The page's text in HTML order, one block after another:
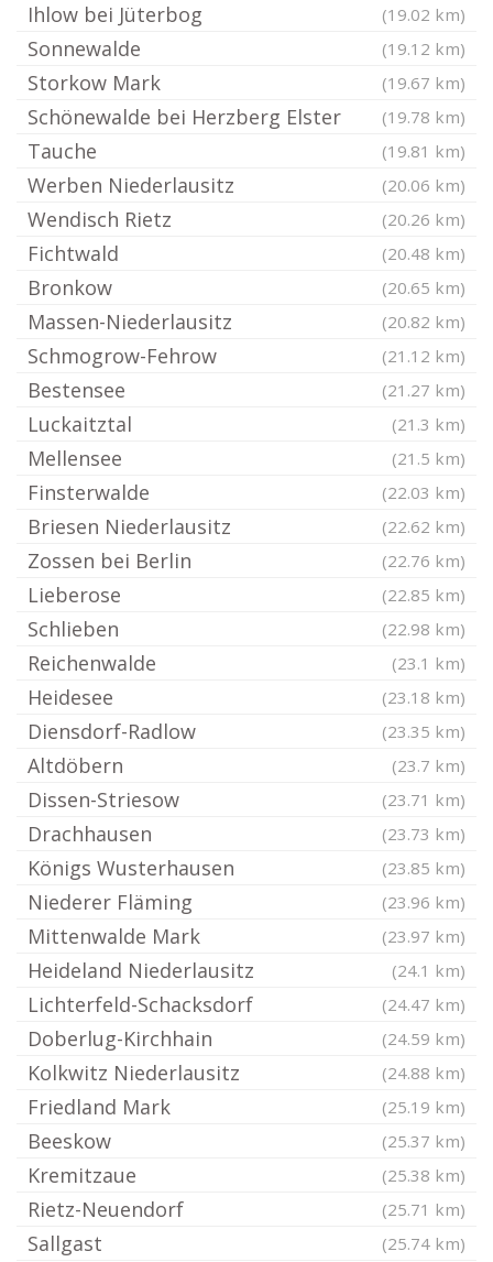
Ihlow bei Jüterbog (19.02 km)
Sonnewalde (19.12 km)
Storkow Mark (19.67 km)
Schönewalde bei Herzberg Elster (19.78 km)
Tauche (19.81 km)
Werben Niederlausitz (20.06 km)
Wendisch Rietz (20.26 km)
Fichtwald (20.48 km)
Bronkow (20.65 km)
Massen-Niederlausitz (20.82 km)
Schmogrow-Fehrow (21.12 km)
Bestensee (21.27 km)
Luckaitztal (21.3 km)
Mellensee (21.5 km)
Finsterwalde (22.03 km)
Briesen Niederlausitz (22.62 km)
Zossen bei Berlin (22.76 km)
Lieberose (22.85 km)
Schlieben (22.98 km)
Reichenwalde (23.1 km)
Heidesee (23.18 km)
Diensdorf-Radlow (23.35 km)
Altdöbern (23.7 km)
Dissen-Striesow (23.71 km)
Drachhausen (23.73 km)
Königs Wusterhausen (23.85 km)
Niederer Fläming (23.96 km)
Mittenwalde Mark (23.97 km)
Heideland Niederlausitz (24.1 km)
Lichterfeld-Schacksdorf (24.47 km)
Doberlug-Kirchhain (24.59 km)
Kolkwitz Niederlausitz (24.88 km)
Friedland Mark (25.19 km)
Beeskow (25.37 km)
Kremitzaue (25.38 km)
Rietz-Neuendorf (25.71 km)
Sallgast (25.74 km)